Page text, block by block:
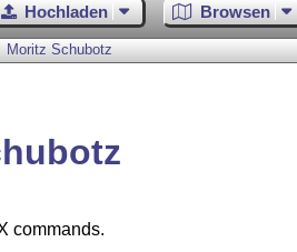
Hochladen Browsen
Moritz Schubotz
commands.